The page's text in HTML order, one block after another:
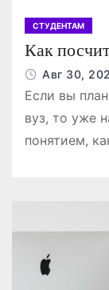
СТУДЕНТАМ
Как
Авг 30,
Если вы
вуз, то уже
понятием,